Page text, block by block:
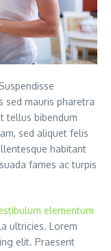
sed mauris pharetra
tellus bibendum
sed aliquet felis
habitant
fames ac turpis
elementum
ultricies. Lorem
elit. Praesent